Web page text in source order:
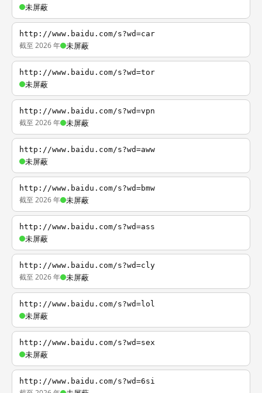
未屏蔽
http://www.baidu.com/s?wd=car
截至 2026 年 未屏蔽
http://www.baidu.com/s?wd=tor
未屏蔽
http://www.baidu.com/s?wd=vpn
截至 2026 年 未屏蔽
http://www.baidu.com/s?wd=aww
未屏蔽
http://www.baidu.com/s?wd=bmw
截至 2026 年 未屏蔽
http://www.baidu.com/s?wd=ass
未屏蔽
http://www.baidu.com/s?wd=cly
截至 2026 年 未屏蔽
http://www.baidu.com/s?wd=lol
未屏蔽
http://www.baidu.com/s?wd=sex
未屏蔽
http://www.baidu.com/s?wd=6si